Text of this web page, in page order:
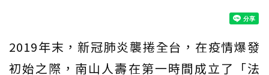
2019年末，新冠肺炎襲捲全台，在疫情爆發
初始之際，南山人壽在第一時間成立了「法